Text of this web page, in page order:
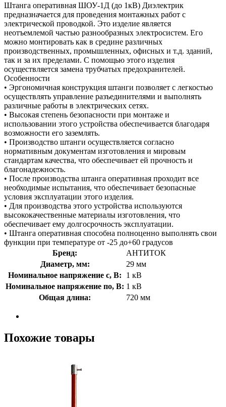
Штанга оперативная ШОУ-1Д (до 1кВ) Диэлектрик
предназначается для проведения монтажных работ с
электрической проводкой. Это изделие является
неотъемлемой частью разнообразных электросистем. Его
можно монтировать как в средине различных
производственных, промышленных, офисных и т.д. зданий,
так и за их пределами. С помощью этого изделия
осуществляется замена трубчатых предохранителей.
Особенности
• Эргономичная конструкция штанги позволяет с легкостью
осуществлять управление разъединителями и выполнять
различные работы в электрических сетях.
• Высокая степень безопасности при монтаже и
использовании этого устройства обеспечивается благодаря
возможности его заземлять.
• Производство штанги осуществляется согласно
нормативным документам изготовления и мировым
стандартам качества, что обеспечивает ей прочность и
благонадежность.
• После производства штанга оперативная проходит все
необходимые испытания, что обеспечивает безопасные
условия эксплуатации этого изделия.
• Для производства этого устройства используются
высококачественные материалы изготовления, что
обеспечивает ему долгосрочность эксплуатации.
• Штанга оперативная способна полноценно выполнять свои
функции при температуре от -25 до+60 градусов
Бренд:
АНТИТОК
Диаметр, мм:
29 мм
Номинальное напряжение с, В:
1 кВ
Номинальное напряжение по, В: 1 кВ
Общая длина:
720 мм
Похожие товары